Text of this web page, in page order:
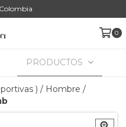
0
PRODUCTOS
) / Hombre /